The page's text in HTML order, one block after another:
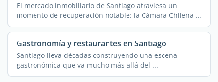
El mercado inmobiliario de Santiago atraviesa un
momento de recuperación notable: la Cámara Chilena ...
Gastronomía y restaurantes en Santiago
Santiago lleva décadas construyendo una escena
gastronómica que va mucho más allá del ...